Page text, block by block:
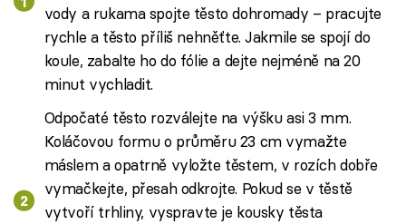
vody a rukama spojte těsto dohromady – pracujte
rychle a těsto příliš nehněťte. Jakmile se spojí do
koule, zabalte ho do fólie a dejte nejméně na 20
minut vychladit.
Odpočaté těsto rozválejte na výšku asi 3 mm.
Koláčovou formu o průměru 23 cm vymažte
máslem a opatrně vyložte těstem, v rozích dobře
vymačkejte, přesah odkrojte. Pokud se v těstě
vytvoří trhliny, vyspravte je kousky těsta